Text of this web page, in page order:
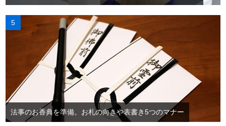
法事のお香典を準備。お札の向きや表書き5つのマナー